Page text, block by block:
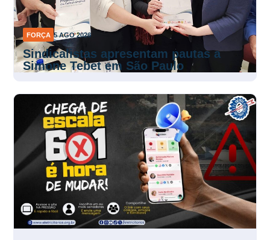
FORÇA 5 AGO 2026
Sindicalistas apresentam pautas a
Simone Tebet em São Paulo